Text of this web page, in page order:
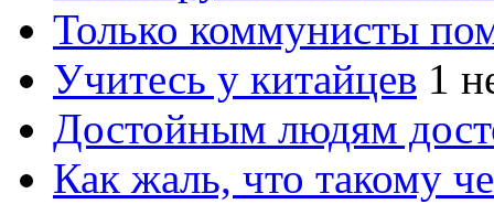
Только коммунисты
Учитесь у китайцев 1
Достойным людям
Как жаль, что такому